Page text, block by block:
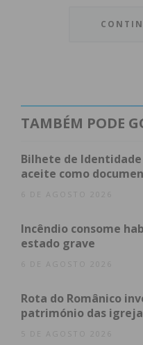
réptil foi restituído ao
Subscreva
Assine nossa
obtenha de
Eu li e
TAMBÉM PODE
Bilhete de
aceite como
6 DE AGOSTO 2026
Incêndio consome
estado grave
6 DE AGOSTO 2026
Rota do Românico
património das
5 DE AGOSTO 2026